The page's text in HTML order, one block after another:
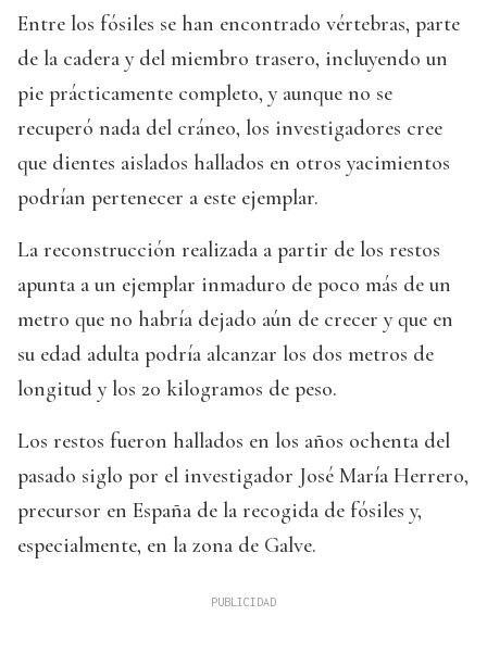
Entre los fósiles se han encontrado vértebras, parte
de la cadera y del miembro trasero, incluyendo un
pie prácticamente completo, y aunque no se
recuperó nada del cráneo, los investigadores cree
que dientes aislados hallados en otros yacimientos
podrían pertenecer a este ejemplar.
La reconstrucción realizada a partir de los restos
apunta a un ejemplar inmaduro de poco más de un
metro que no habría dejado aún de crecer y que en
su edad adulta podría alcanzar los dos metros de
longitud y los 20 kilogramos de peso.
Los restos fueron hallados en los años ochenta del
pasado siglo por el investigador José María Herrero,
precursor en España de la recogida de fósiles y,
especialmente, en la zona de Galve.